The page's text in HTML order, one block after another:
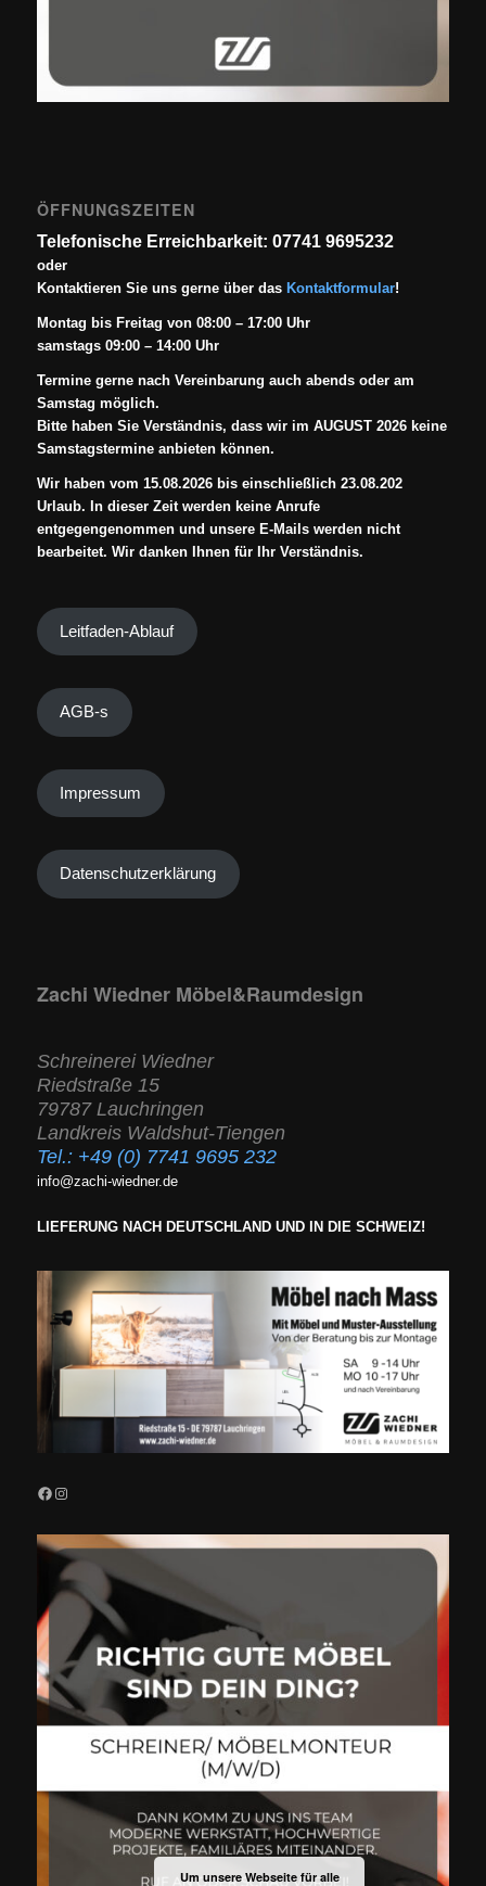
ÖFFNUNGSZEITEN
Telefonische Erreichbarkeit: 07741 9695232
oder
Kontaktieren Sie uns gerne über das Kontaktformular!
Montag bis Freitag von 08:00 – 17:00 Uhr
samstags 09:00 – 14:00 Uhr
Termine gerne nach Vereinbarung auch abends oder am
Samstag möglich.
Bitte haben Sie Verständnis, dass wir im AUGUST 2026 keine
Samstagstermine anbieten können.
Wir haben vom 15.08.2026 bis einschließlich 23.08.202
Urlaub. In dieser Zeit werden keine Anrufe
entgegengenommen und unsere E-Mails werden nicht
bearbeitet. Wir danken Ihnen für Ihr Verständnis.
Leitfaden-Ablauf
AGB-s
Impressum
Datenschutzerklärung
Zachi Wiedner Möbel&Raumdesign
Schreinerei Wiedner
Riedstraße 15
79787 Lauchringen
Landkreis Waldshut-Tiengen
Tel.: +49 (0) 7741 9695 232
info@zachi-wiedner.de
LIEFERUNG NACH DEUTSCHLAND UND IN DIE SCHWEIZ!
Facebook
Instagram
Um unsere Webseite für alle